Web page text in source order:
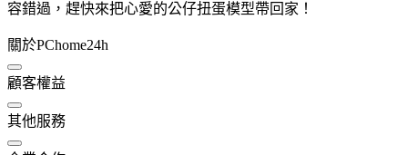
容錯過，趕快來把心愛的公仔扭蛋模型帶回家！
關於PChome24h
顧客權益
其他服務